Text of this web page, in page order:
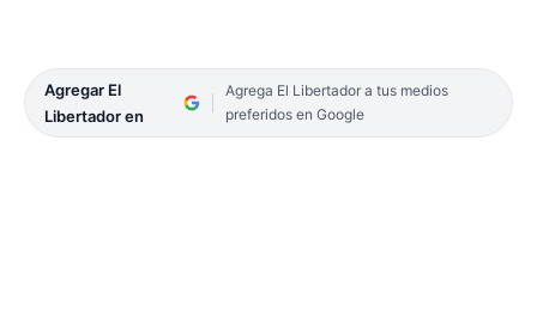
Agregar El
Libertador en
Agrega El Libertador a tus medios
preferidos en Google